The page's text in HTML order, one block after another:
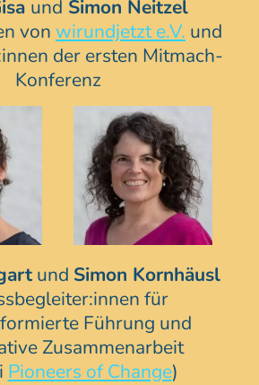
und Simon Neitzel
von wirundjetzt e.V. und
der ersten Mitmach-
Konferenz
und Simon Kornhäusl
für
Führung und
Zusammenarbeit
Pioneers of Change)